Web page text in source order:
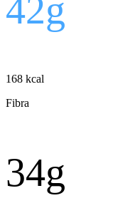
42g
168 kcal
Fibra
34g